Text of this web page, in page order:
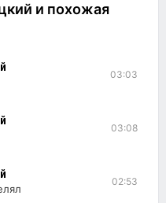
и похожая
03:03
03:08
02:53